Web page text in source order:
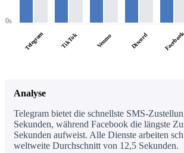
0s
Telegram TikTok Venmo Discord Facebook
Analyse
Telegram bietet die schnellste SMS-
Sekunden, während Facebook die längste
Sekunden aufweist. Alle Dienste arbeiten
weltweite Durchschnitt von 12,5 Sekunden.